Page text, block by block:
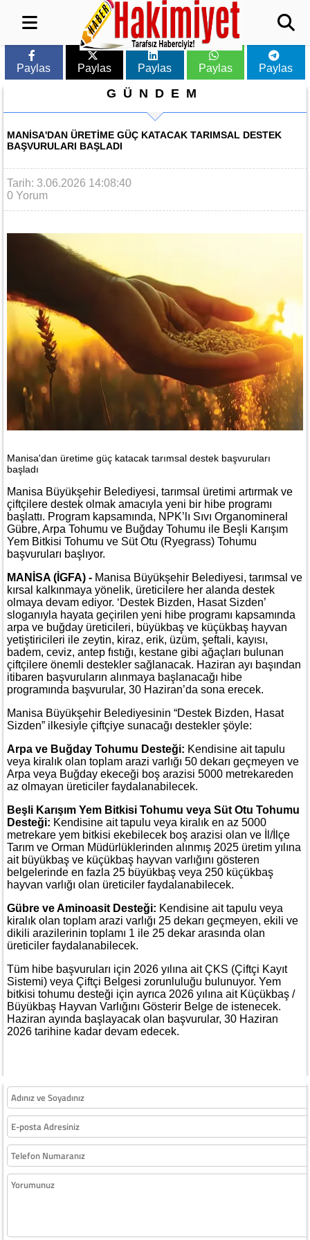
Paylas Paylas Paylas Paylas Paylas
GÜNDEM
MANISA'DAN ÜRETIME GÜÇ KATACAK TARIMSAL DESTEK
BAŞVURULARI BAŞLADI
Tarih: 3.06.2026 14:08:40
0 Yorum
Manisa'dan üretime güç katacak tarımsal destek başvuruları
başladı
Manisa Büyükşehir Belediyesi, tarımsal üretimi artırmak ve
çiftçilere destek olmak amacıyla yeni bir hibe programı
başlattı. Program kapsamında, NPK’lı Sıvı Organomineral
Gübre, Arpa Tohumu ve Buğday Tohumu ile Beşli Karışım
Yem Bitkisi Tohumu ve Süt Otu (Ryegrass) Tohumu
başvuruları başlıyor.
MANİSA (İGFA) - Manisa Büyükşehir Belediyesi, tarımsal ve
kırsal kalkınmaya yönelik, üreticilere her alanda destek
olmaya devam ediyor. ‘Destek Bizden, Hasat Sizden’
sloganıyla hayata geçirilen yeni hibe programı kapsamında
arpa ve buğday üreticileri, büyükbaş ve küçükbaş hayvan
yetiştiricileri ile zeytin, kiraz, erik, üzüm, şeftali, kayısı,
badem, ceviz, antep fıstığı, kestane gibi ağaçları bulunan
çiftçilere önemli destekler sağlanacak. Haziran ayı başından
itibaren başvuruların alınmaya başlanacağı hibe
programında başvurular, 30 Haziran’da sona erecek.
Manisa Büyükşehir Belediyesinin “Destek Bizden, Hasat
Sizden” ilkesiyle çiftçiye sunacağı destekler şöyle:
Arpa ve Buğday Tohumu Desteği: Kendisine ait tapulu
veya kiralık olan toplam arazi varlığı 50 dekarı geçmeyen ve
Arpa veya Buğday ekeceği boş arazisi 5000 metrekareden
az olmayan üreticiler faydalanabilecek.
Beşli Karışım Yem Bitkisi Tohumu veya Süt Otu Tohumu
Desteği: Kendisine ait tapulu veya kiralık en az 5000
metrekare yem bitkisi ekebilecek boş arazisi olan ve İl/İlçe
Tarım ve Orman Müdürlüklerinden alınmış 2025 üretim yılına
ait büyükbaş ve küçükbaş hayvan varlığını gösteren
belgelerinde en fazla 25 büyükbaş veya 250 küçükbaş
hayvan varlığı olan üreticiler faydalanabilecek.
Gübre ve Aminoasit Desteği: Kendisine ait tapulu veya
kiralık olan toplam arazi varlığı 25 dekarı geçmeyen, ekili ve
dikili arazilerinin toplamı 1 ile 25 dekar arasında olan
üreticiler faydalanabilecek.
Tüm hibe başvuruları için 2026 yılına ait ÇKS (Çiftçi Kayıt
Sistemi) veya Çiftçi Belgesi zorunluluğu bulunuyor. Yem
bitkisi tohumu desteği için ayrıca 2026 yılına ait Küçükbaş /
Büyükbaş Hayvan Varlığını Gösterir Belge de istenecek.
Haziran ayında başlayacak olan başvurular, 30 Haziran
2026 tarihine kadar devam edecek.